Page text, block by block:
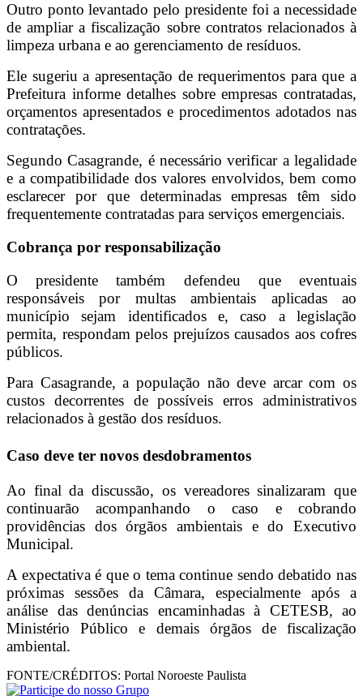
Outro ponto levantado pelo presidente foi a necessidade
de ampliar a fiscalização sobre contratos relacionados à
limpeza urbana e ao gerenciamento de resíduos.
Ele sugeriu a apresentação de requerimentos para que a
Prefeitura informe detalhes sobre empresas contratadas,
orçamentos apresentados e procedimentos adotados nas
contratações.
Segundo Casagrande, é necessário verificar a legalidade
e a compatibilidade dos valores envolvidos, bem como
esclarecer por que determinadas empresas têm sido
frequentemente contratadas para serviços emergenciais.
Cobrança por responsabilização
O presidente também defendeu que eventuais
responsáveis por multas ambientais aplicadas ao
município sejam identificados e, caso a legislação
permita, respondam pelos prejuízos causados aos cofres
públicos.
Para Casagrande, a população não deve arcar com os
custos decorrentes de possíveis erros administrativos
relacionados à gestão dos resíduos.
Caso deve ter novos desdobramentos
Ao final da discussão, os vereadores sinalizaram que
continuarão acompanhando o caso e cobrando
providências dos órgãos ambientais e do Executivo
Municipal.
A expectativa é que o tema continue sendo debatido nas
próximas sessões da Câmara, especialmente após a
análise das denúncias encaminhadas à CETESB, ao
Ministério Público e demais órgãos de fiscalização
ambiental.
FONTE/CRÉDITOS: Portal Noroeste Paulista